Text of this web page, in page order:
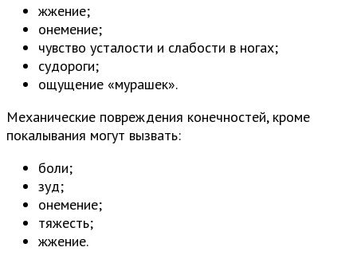
жжение;
онемение;
чувство усталости и слабости в ногах;
судороги;
ощущение «мурашек».
Механические повреждения конечностей, кроме
покалывания могут вызвать:
боли;
зуд;
онемение;
тяжесть;
жжение.